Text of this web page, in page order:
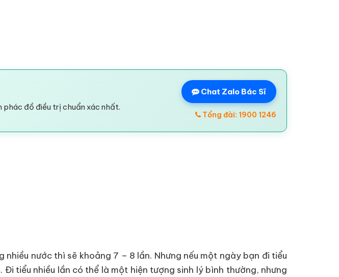
phác đồ điều trị chuẩn xác nhất.
Chat Zalo Bác Sĩ
Tổng đài: 1900 1246
nước thì sẽ khoảng 7 – 8 lần. Nhưng nếu một ngày bạn đi tiểu
tiểu nhiều lần có thể là một hiện tượng sinh lý bình thường, nhưng